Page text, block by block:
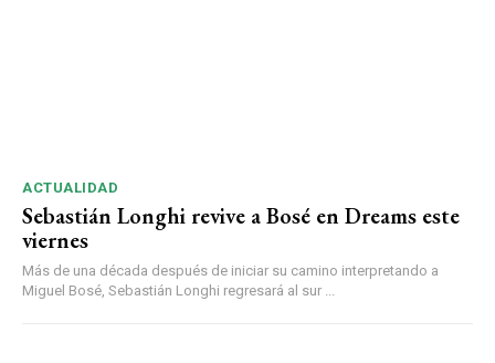
ACTUALIDAD
Sebastián Longhi revive a Bosé en Dreams este
viernes
Más de una década después de iniciar su camino interpretando a
Miguel Bosé, Sebastián Longhi regresará al sur ...